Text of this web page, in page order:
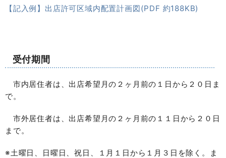
【記入例】出店許可区域内配置計画図(PDF 約188KB)
受付期間
市内居住者は、出店希望月の２ヶ月前の１日から２０日ま
で。
市外居住者は、出店希望月の２ヶ月前の１１日から２０日
まで。
※土曜日、日曜日、祝日、１月１日から１月３日を除く。ま